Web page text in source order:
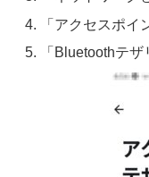
「アクセスポ
「Bluetoothテ